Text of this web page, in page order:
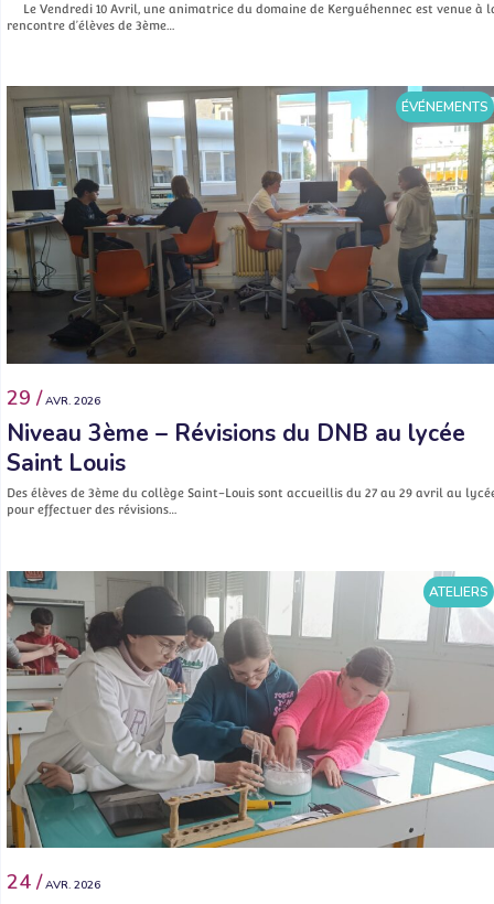
Le Vendredi 10 Avril, une animatrice du domaine de Kerguéhennec est venue à
rencontre d’élèves de 3ème…
ÉVÉNEMENTS
29 / AVR. 2026
Niveau 3ème – Révisions du DNB au lycée
Saint Louis
Des élèves de 3ème du collège Saint-Louis sont accueillis du 27 au 29 avril au
pour effectuer des révisions…
ATELIERS
24 / AVR. 2026